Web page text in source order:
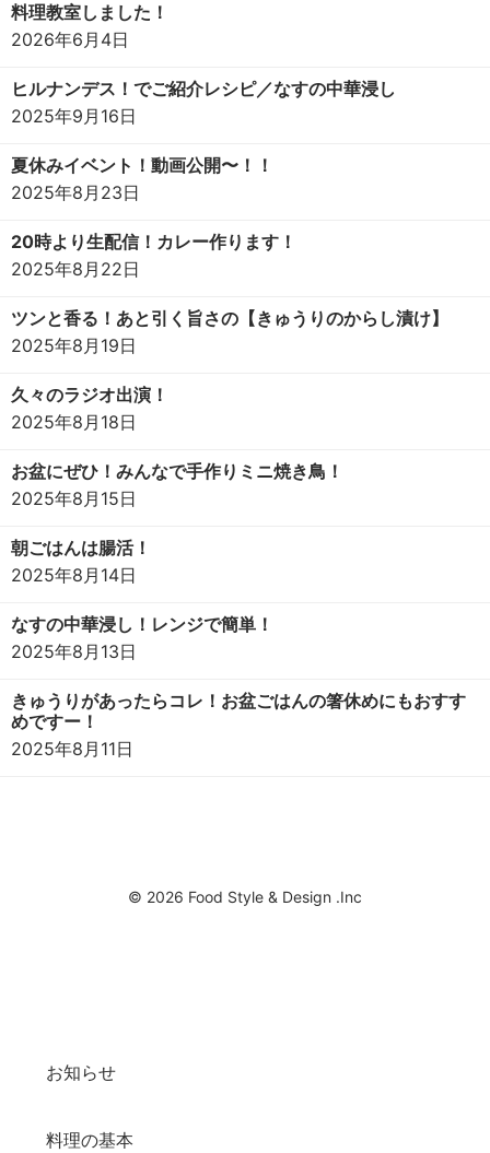
料理教室しました！
2026年6月4日
ヒルナンデス！でご紹介レシピ／なすの中華浸し
2025年9月16日
夏休みイベント！動画公開〜！！
2025年8月23日
20時より生配信！カレー作ります！
2025年8月22日
ツンと香る！あと引く旨さの【きゅうりのからし漬け】
2025年8月19日
久々のラジオ出演！
2025年8月18日
お盆にぜひ！みんなで手作りミニ焼き鳥！
2025年8月15日
朝ごはんは腸活！
2025年8月14日
なすの中華浸し！レンジで簡単！
2025年8月13日
きゅうりがあったらコレ！お盆ごはんの箸休めにもおすす
めですー！
2025年8月11日
© 2026 Food Style & Design .Inc
お知らせ
料理の基本